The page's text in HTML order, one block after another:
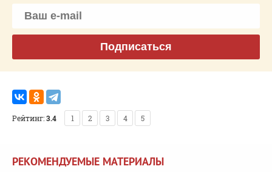
Подписаться
Рейтинг:3.4 1 2 3 4 5
РЕКОМЕНДУЕМЫЕ МАТЕРИАЛЫ